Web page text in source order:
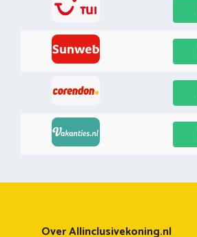
Over Allinclusivekoning.nl